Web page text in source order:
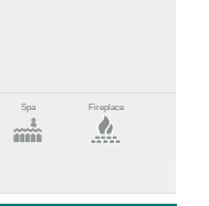
Spa Fireplace